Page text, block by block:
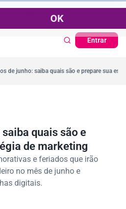
Entrar
de junho: saiba quais são e prepare sua
quais são e
de marketing
e feriados que irão
no mês de junho e
digitais.